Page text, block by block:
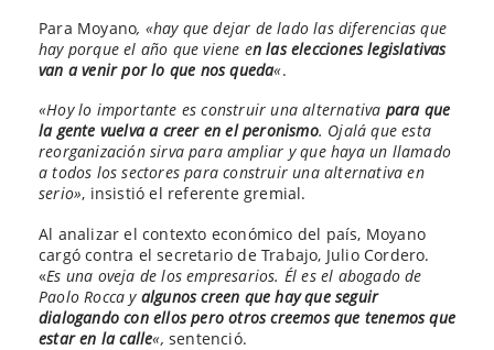
Para Moyano, «hay que dejar de lado las diferencias que
hay porque el año que viene en las elecciones legislativas
van a venir por lo que nos queda«.
«Hoy lo importante es construir una alternativa para que
la gente vuelva a creer en el peronismo. Ojalá que esta
reorganización sirva para ampliar y que haya un llamado
a todos los sectores para construir una alternativa en
serio», insistió el referente gremial.
Al analizar el contexto económico del país, Moyano
cargó contra el secretario de Trabajo, Julio Cordero.
«Es una oveja de los empresarios. Él es el abogado de
Paolo Rocca y algunos creen que hay que seguir
dialogando con ellos pero otros creemos que tenemos que
estar en la calle«, sentenció.